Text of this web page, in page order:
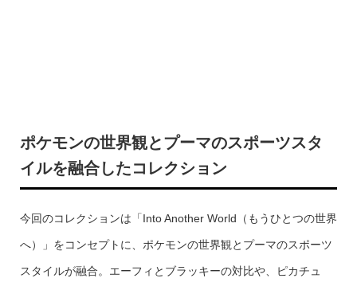
ポケモンの世界観とプーマのスポーツスタ
イルを融合したコレクション
今回のコレクションは「Into Another World（もうひとつの世界
へ）」をコンセプトに、ポケモンの世界観とプーマのスポーツ
スタイルが融合。エーフィとブラッキーの対比や、ピカチュ